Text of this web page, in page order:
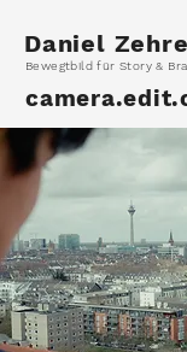
Daniel
Bewegtbild für Story &